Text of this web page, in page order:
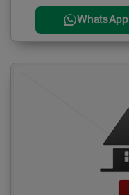
WhatsApp